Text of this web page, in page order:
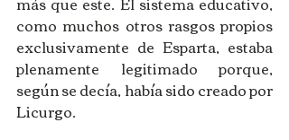
como muchos otros rasgos propios
exclusivamente de Esparta, estaba
plenamente legitimado porque,
según se decía, había sido creado por
Licurgo.